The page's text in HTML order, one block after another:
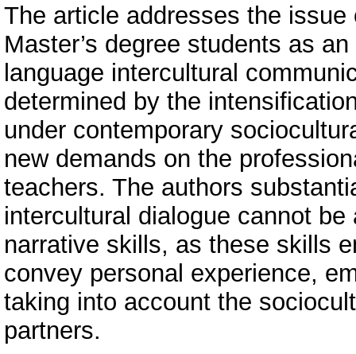
The article addresses the
Master’s degree students as
language intercultural
determined by the
under contemporary
new demands on the
teachers. The authors
intercultural dialogue cannot
narrative skills, as these skills
convey personal experience,
taking into account the
partners.